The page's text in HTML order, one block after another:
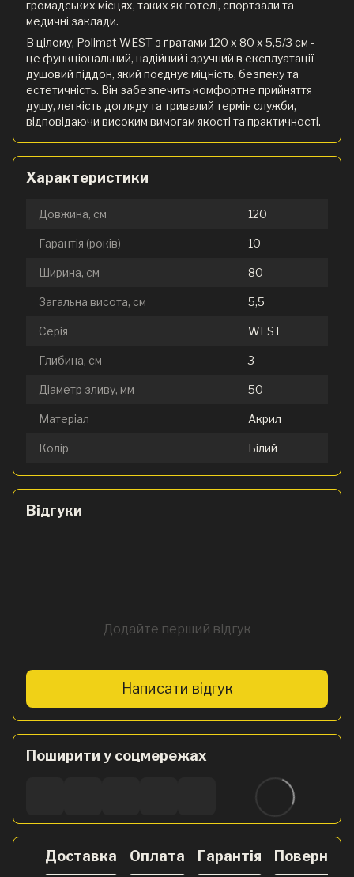
громадських місцях, таких як готелі, спортзали та
медичні заклади.
В цілому, Polimat WEST з ґратами 120 x 80 х 5,5/3 см -
це функціональний, надійний і зручний в експлуатації
душовий піддон, який поєднує міцність, безпеку та
естетичність. Він забезпечить комфортне прийняття
душу, легкість догляду та тривалий термін служби,
відповідаючи високим вимогам якості та практичності.
Характеристики
Довжина, см 120
Гарантія (років) 10
Ширина, см 80
Загальна висота, см 5,5
Серія WEST
Глибина, см 3
Діаметр зливу, мм 50
Матеріал Акрил
Колір Білий
Відгуки
Додайте перший відгук
Написати відгук
Поширити у соцмережах
Доставка Оплата Гарантія